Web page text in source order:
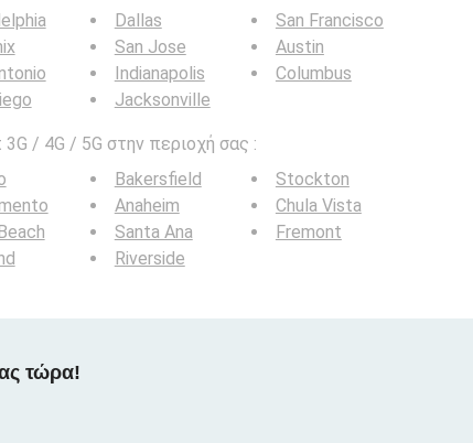
Dallas
San Jose
Indianapolis
Jacksonville
San Francisco
Austin
Columbus
/ 4G / 5G στην περιοχή σας :
Bakersfield
Anaheim
Santa Ana
Riverside
Stockton
Chula Vista
Fremont
τώρα!